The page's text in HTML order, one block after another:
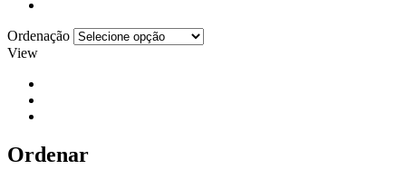
Ordenação
View
Ordenar